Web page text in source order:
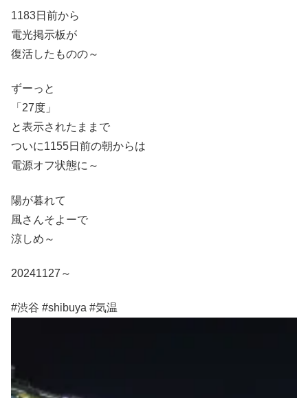
1183日前から
電光掲示板が
復活したものの～
ずーっと
「27度」
と表示されたままで
ついに1155日前の朝からは
電源オフ状態に～
陽が暮れて
風さんそよーで
涼しめ～
20241127～
#渋谷 #shibuya #気温